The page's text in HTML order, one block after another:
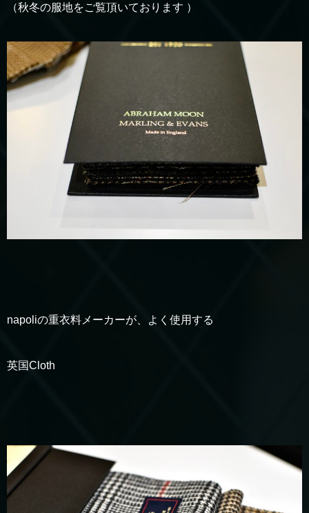
（秋冬の服地をご覧頂いております ）
napoliの重衣料メーカーが、よく使用する
英国Cloth